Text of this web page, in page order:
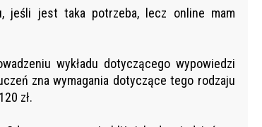
jeśli jest taka potrzeba, lecz online mam
wykładu dotyczącego wypowiedzi
zna wymagania dotyczące tego rodzaju
zł.